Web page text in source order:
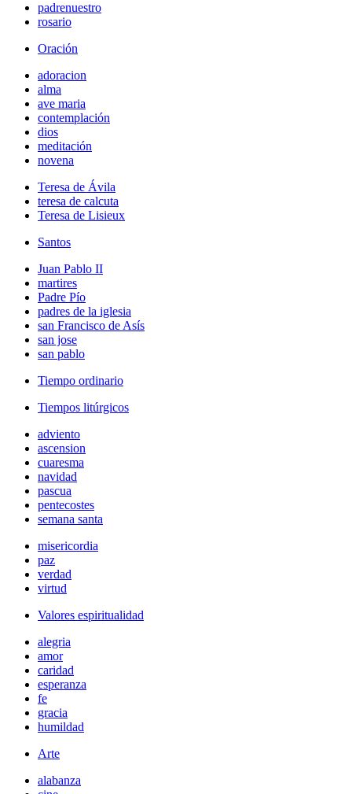
padrenuestro
rosario
Oración
adoracion
alma
ave maria
contemplación
dios
meditación
novena
Teresa de Ávila
teresa de calcuta
Teresa de Lisieux
Santos
Juan Pablo II
martires
Padre Pío
padres de la iglesia
san Francisco de Asís
san jose
san pablo
Tiempo ordinario
Tiempos litúrgicos
adviento
ascension
cuaresma
navidad
pascua
pentecostes
semana santa
misericordia
paz
verdad
virtud
Valores espiritualidad
alegria
amor
caridad
esperanza
fe
gracia
humildad
Arte
alabanza